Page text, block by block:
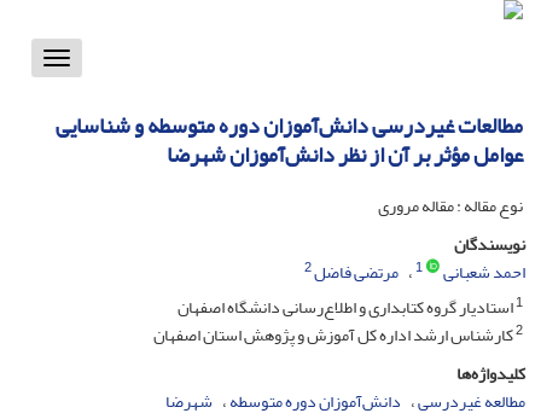
Toggle
مطالعات غیردرسی دانش‌آموزان دوره متوسطه و شناسایی
عوامل مؤثر بر آن از نظر دانش‌آموزان شهرضا
نوع مقاله : مقاله مروری
نویسندگان
احمد شعبانی
1 مرتضی فاضل2
1استادیار گروه کتابداری و اطلاع‌رسانی دانشگاه اصفهان
2کارشناس ارشد اداره کل آموزش و پژوهش استان اصفهان
کلیدواژه‌ها
مطالعه غیردرسی دانش‌آموزان دوره متوسطه شهرضا